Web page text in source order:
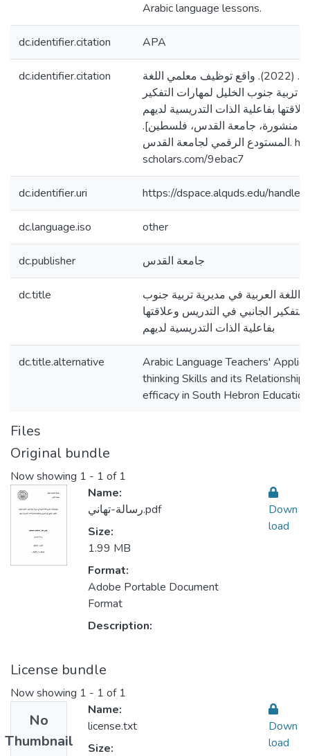
Arabic language lessons.
dc.identifier.citation APA
dc.identifier.citation
الشحاتيت، تهاني مثقال. (2022). واقع توظيف معلمي اللغة
تربية جنوب الخليل لمهارات التفكير
بفاعلية الذات التدريسية لديهم
منشورة، جامعة القدس، فلسطين].
المستودع الرقمي لجامعة القدس. https://arab-
scholars.com/9ebac7
dc.identifier.uri https://dspace.alquds.edu/
dc.language.iso other
dc.publisher جامعة القدس
dc.title
العربية في مديرية تربية جنوب
الجانبي في التدريس وعلاقتها
بفاعلية الذات التدريسية لديهم
dc.title.alternative
Arabic Language Teachers'
thinking Skills and its
efficacy in South Hebron
Files
Original bundle
Now showing 1 - 1 of 1
Name:
رسالة-تهاني.pdf
Size:
1.99 MB
Format:
Adobe Portable Document
Format
Description:
Down
load
License bundle
Now showing 1 - 1 of 1
No
Thumbnail
Name:
license.txt
Size:
Down
load